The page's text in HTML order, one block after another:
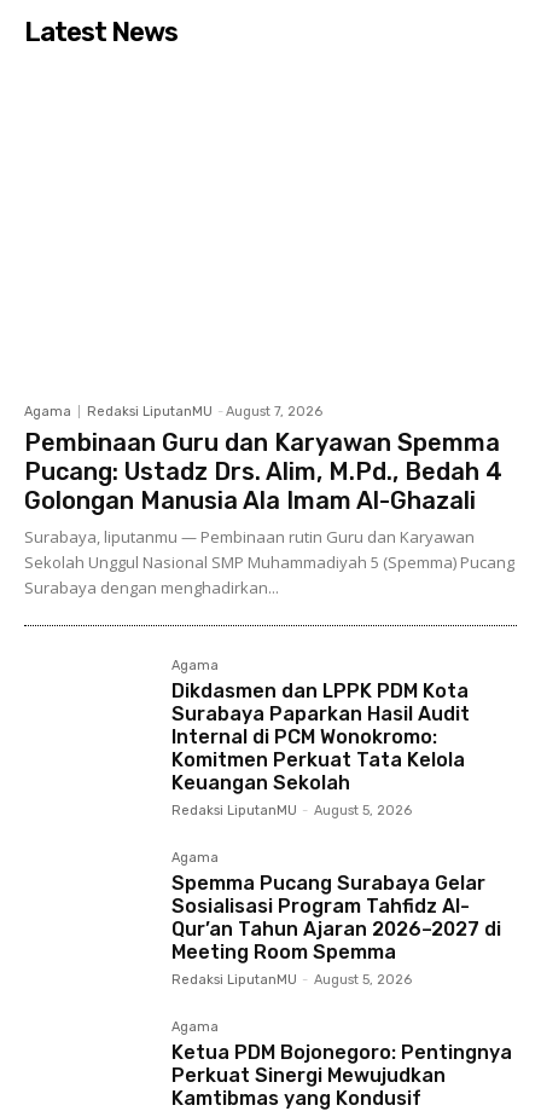
Latest News
Agama Redaksi LiputanMU - August 7, 2026
Pembinaan Guru dan Karyawan Spemma
Pucang: Ustadz Drs. Alim, M.Pd., Bedah 4
Golongan Manusia Ala Imam Al-Ghazali
Surabaya, liputanmu — Pembinaan rutin Guru dan Karyawan
Sekolah Unggul Nasional SMP Muhammadiyah 5 (Spemma) Pucang
Surabaya dengan menghadirkan...
Agama
Dikdasmen dan LPPK PDM Kota
Surabaya Paparkan Hasil Audit
Internal di PCM Wonokromo:
Komitmen Perkuat Tata Kelola
Keuangan Sekolah
Redaksi LiputanMU - August 5, 2026
Agama
Spemma Pucang Surabaya Gelar
Sosialisasi Program Tahfidz Al-
Qur’an Tahun Ajaran 2026–2027 di
Meeting Room Spemma
Redaksi LiputanMU - August 5, 2026
Agama
Ketua PDM Bojonegoro: Pentingnya
Perkuat Sinergi Mewujudkan
Kamtibmas yang Kondusif